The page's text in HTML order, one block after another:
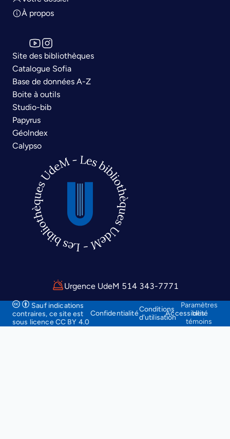
À propos
Site des bibliothèques
Catalogue Sofia
Base de données A-Z
Boite à outils
Studio-bib
Papyrus
Géolndex
Calypso
Urgence UdeM 514 343-7771
Sauf indications
contraires, ce siteest
sous licence CC BY 4.0
ConfidentialitéConditions
d'utilisationAccessibilité
Paramètres
des
témoins